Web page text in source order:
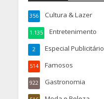
Cultura & Lazer
356
Entretenimento
1.135
Especial Publicitário
2
Famosos
514
Gastronomia
922